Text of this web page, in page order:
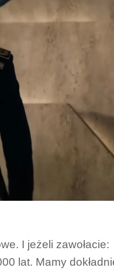
I jeżeli zawołacie:
lat. Mamy